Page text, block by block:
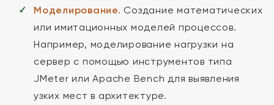
Моделирование. Создание математических
или имитационных моделей процессов.
Например, моделирование нагрузки на
сервер с помощью инструментов типа
JMeter или Apache Bench для выявления
узких мест в архитектуре.